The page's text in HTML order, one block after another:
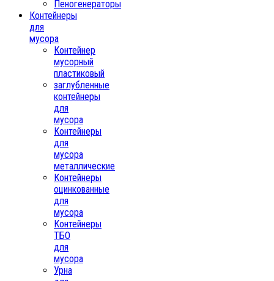
Пеногенераторы
Контейнеры
для
мусора
Контейнер
мусорный
пластиковый
заглубленные
контейнеры
для
мусора
Контейнеры
для
мусора
металлические
Контейнеры
оцинкованные
для
мусора
Контейнеры
ТБО
для
мусора
Урна